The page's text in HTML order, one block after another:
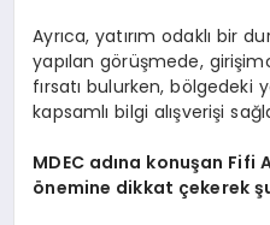
Ayrıca, yatırım odaklı bir
yapılan görüşmede,
fırsatı bulurken, bölgedeki
kapsamlı bilgi alışverişi
MDEC adına konuşan
önemine dikkat çekerek